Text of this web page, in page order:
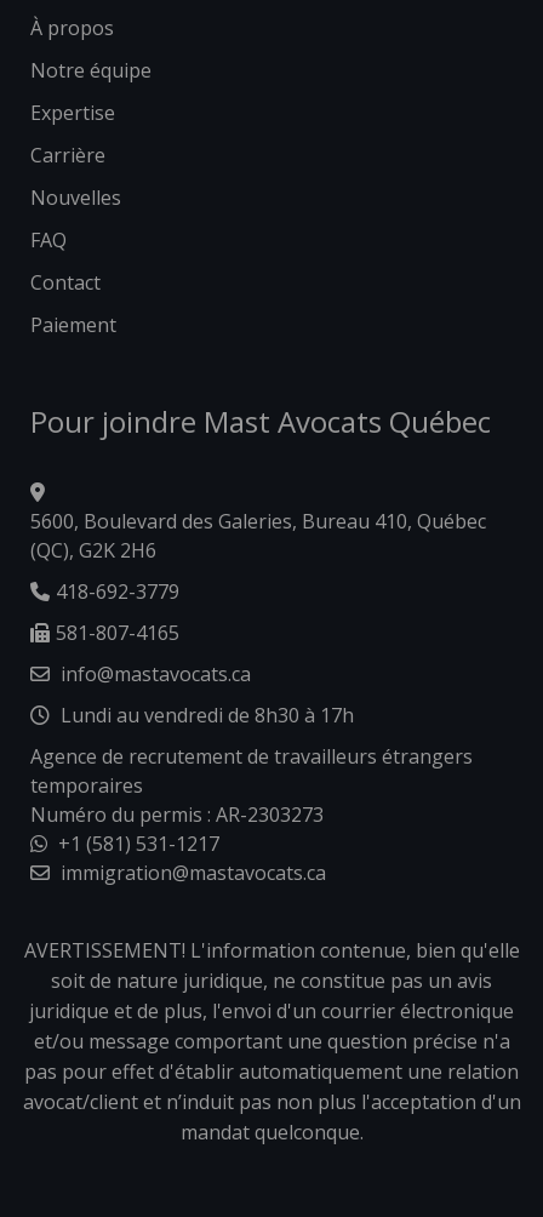
À propos
Notre équipe
Expertise
Carrière
Nouvelles
FAQ
Contact
Paiement
Pour joindre Mast Avocats Québec
5600, Boulevard des Galeries, Bureau 410, Québec
(QC), G2K 2H6
418-692-3779
581-807-4165
info@mastavocats.ca
Lundi au vendredi de 8h30 à 17h
Agence de recrutement de travailleurs étrangers
temporaires
Numéro du permis : AR-2303273
+1 (581) 531-1217
immigration@mastavocats.ca
AVERTISSEMENT! L'information contenue, bien qu'elle
soit de nature juridique, ne constitue pas un avis
juridique et de plus, l'envoi d'un courrier électronique
et/ou message comportant une question précise n'a
pas pour effet d'établir automatiquement une relation
avocat/client et n’induit pas non plus l'acceptation d'un
mandat quelconque.